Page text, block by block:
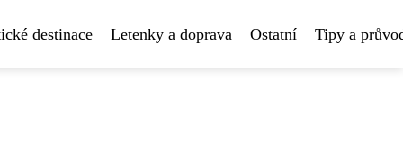
destinace Letenky a doprava Ostatní Tipy a